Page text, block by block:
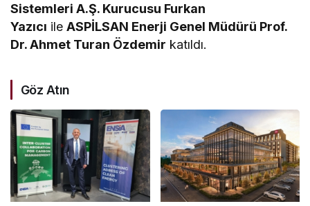
Sistemleri A.Ş. Kurucusu Furkan
Yazıcı ileASPİLSAN Enerji Genel Müdürü Prof.
Dr. Ahmet Turan Özdemir katıldı.
Göz Atın